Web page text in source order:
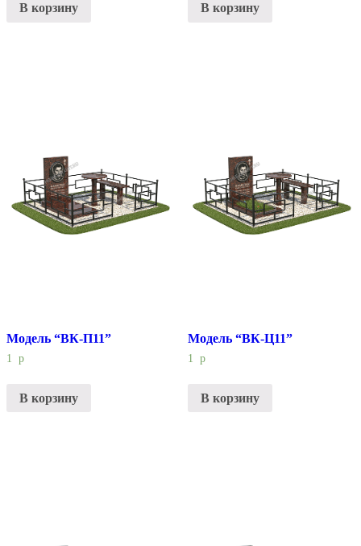
В корзину В корзину
Модель “ВК-П11”
1 р
В корзину
Модель “ВК-Ц11”
1 р
В корзину